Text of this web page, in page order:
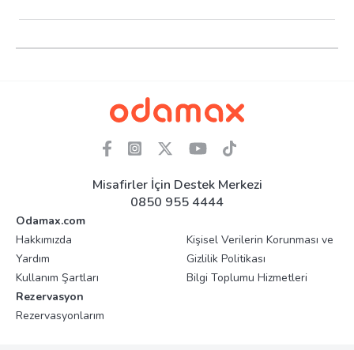
Misafirler İçin Destek Merkezi
0850 955 4444
Odamax.com
Hakkımızda
Yardım
Kullanım Şartları
Kişisel Verilerin Korunması ve
Gizlilik Politikası
Bilgi Toplumu Hizmetleri
Rezervasyon
Rezervasyonlarım